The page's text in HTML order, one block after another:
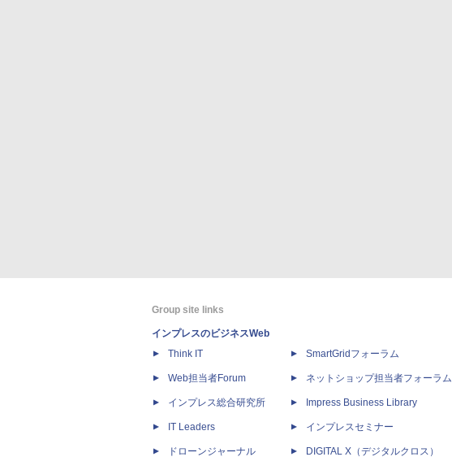
Group site links
インプレスのビジネスWeb
Think IT
Web担当者Forum
インプレス総合研究所
IT Leaders
ドローンジャーナル
SmartGridフォーラム
ネットショップ担当者フォーラム
Impress Business Library
インプレスセミナー
DIGITAL X（デジタルクロス）